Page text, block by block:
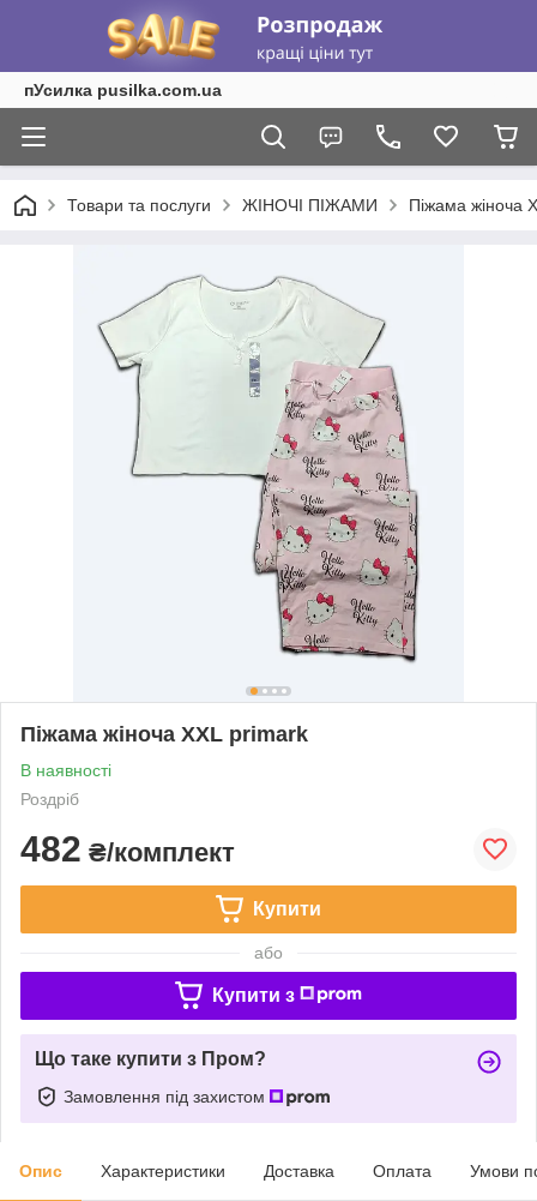
пУсилка pusilka.com.ua
Товари та послуги ЖІНОЧІ ПІЖАМИ Піжама жіноча
Піжама жіноча XXL primark
В наявності
Роздріб
482 ₴/комплект
Купити
або
Купити з
Що таке купити з Пром?
Замовлення під захистом
Опис Характеристики Доставка Оплата Умови